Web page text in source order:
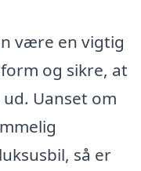
være en vigtig
og sikre, at
Uanset om
så er